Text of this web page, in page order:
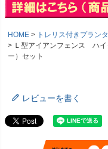
HOME
トレリス付きプラン
Ｌ型アイアンフェンス ハ
ー）セット
レビューを書く